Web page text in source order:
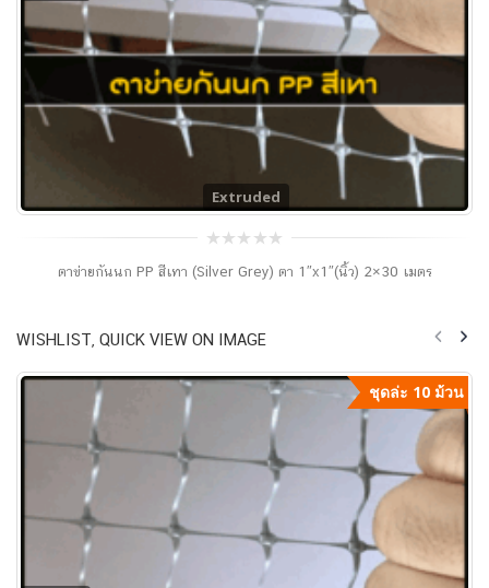
Extruded
out
ตาข่ายกันนก PP สีเทา (Silver Grey) ตา 1″x1″(นิ้ว) 2×30 เมตร
WISHLIST, QUICK VIEW ON IMAGE
ชุดล่ะ 10 ม้วน